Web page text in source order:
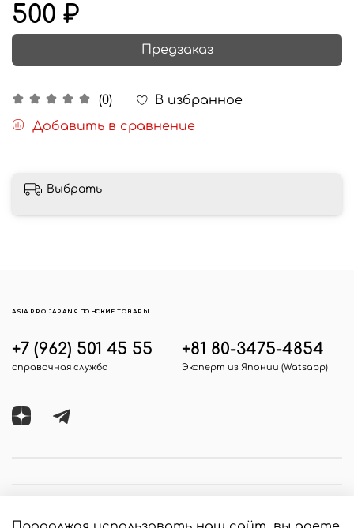
(0)
В избранное
Добавить в сравнение
500 ₽
Предзаказ
Выбрать
+7 (962) 501 45 55
справочная служба
+81 80-3475-4854
Эксперт из Японии (Watsapp)
ASIA PRO JAPAN ЯПОНСКИЕ ТОВАРЫ